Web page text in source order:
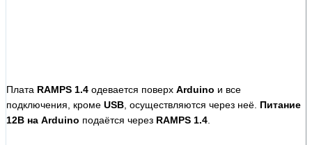
Плата RAMPS 1.4 одевается поверх Arduino и все
подключения, кроме USB , осуществляются через неё. Питание
12В на Arduino подаётся через RAMPS 1.4